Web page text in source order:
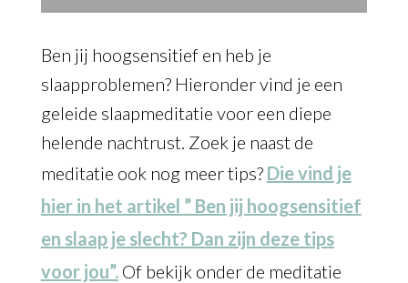
Ben jij hoogsensitief en heb je
slaapproblemen? Hieronder vind je een
geleide slaapmeditatie voor een diepe
helende nachtrust. Zoek je naast de
meditatie ook nog meer tips? Die vind je
hier in het artikel ” Ben jij hoogsensitief
en slaap je slecht? Dan zijn deze tips
voor jou”. Of bekijk onder de meditatie